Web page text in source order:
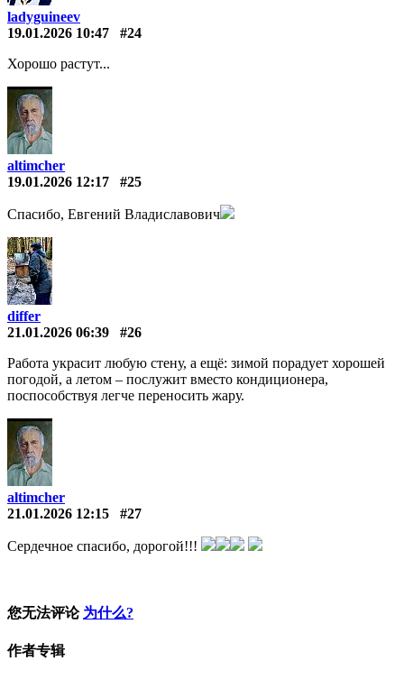
ladyguineev
19.01.2026 10:47
#24
Хорошо растут...
altimcher
19.01.2026 12:17
#25
Спасибо, Евгений Владиславович
differ
21.01.2026 06:39
#26
Работа украсит любую стену, а ещё: зимой порадует хорошей
погодой, а летом – послужит вместо кондиционера,
поспособствуя легче переносить жару.
altimcher
21.01.2026 12:15
#27
Сердечное спасибо, дорогой!!!
您无法评论 为什么?
作者专辑